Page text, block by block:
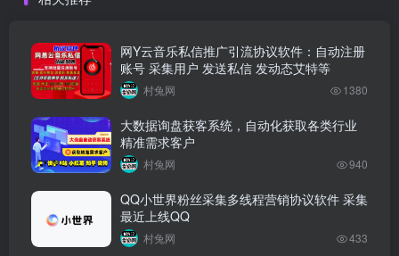
网Y云音乐私信推广引流协议软件：自动注册
账号 采集用户 发送私信 发动态艾特等
村兔网 1380
大数据询盘获客系统，自动化获取各类行业
精准需求客户
村兔网 940
QQ小世界粉丝采集多线程营销协议软件 采集
最近上线QQ
村兔网 433